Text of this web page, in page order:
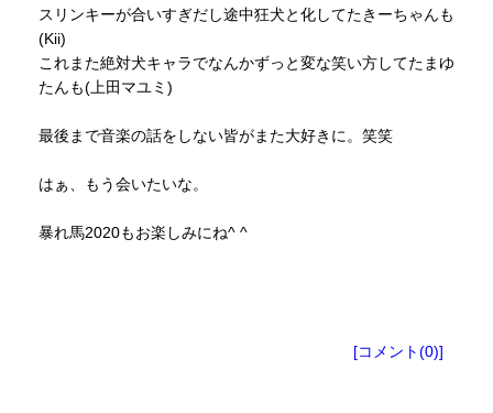
スリンキーが合いすぎだし途中狂犬と化してたきーちゃんも
(Kii)
これまた絶対犬キャラでなんかずっと変な笑い方してたまゆ
たんも(上田マユミ)
最後まで音楽の話をしない皆がまた大好きに。笑笑
はぁ、もう会いたいな。
暴れ馬2020もお楽しみにね^ ^
[コメント(0)]